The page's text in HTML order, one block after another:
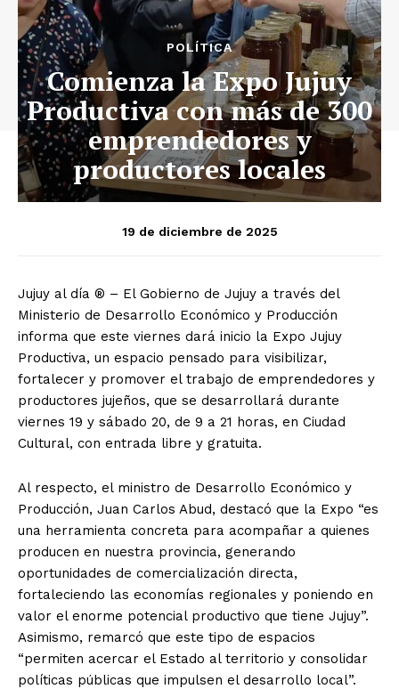
POLÍTICA
Comienza la Expo Jujuy
Productiva con más de 300
emprendedores y
productores locales
19 de diciembre de 2025
Jujuy al día ® – El Gobierno de Jujuy a través del
Ministerio de Desarrollo Económico y Producción
informa que este viernes dará inicio la Expo Jujuy
Productiva, un espacio pensado para visibilizar,
fortalecer y promover el trabajo de emprendedores y
productores jujeños, que se desarrollará durante
viernes 19 y sábado 20, de 9 a 21 horas, en Ciudad
Cultural, con entrada libre y gratuita.
Al respecto, el ministro de Desarrollo Económico y
Producción, Juan Carlos Abud, destacó que la Expo “es
una herramienta concreta para acompañar a quienes
producen en nuestra provincia, generando
oportunidades de comercialización directa,
fortaleciendo las economías regionales y poniendo en
valor el enorme potencial productivo que tiene Jujuy”.
Asimismo, remarcó que este tipo de espacios
“permiten acercar el Estado al territorio y consolidar
políticas públicas que impulsen el desarrollo local”.